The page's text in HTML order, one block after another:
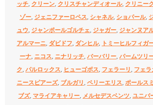
ッチ, クリーン, クリスチャンディオール, クリニー
ゾー, ジェニファーロペス, シャネル, ショパール,
ュウ, ジャンポールゴルチェ, ジャガー, ジャンヌア
アルマーニ, ダビドフ, ダンヒル, トミーヒルフィガ
ーナ, ニコス, ニナリッチ, バーバリー, パームツリ
ク, パルロックス, ヒューゴボス, フェラーリ, フェラ
ニースピアーズ, ブルガリ, ペリーエリス, ポールス
ブズ, マライアキャリー, メルセデスベンツ, ユニバ